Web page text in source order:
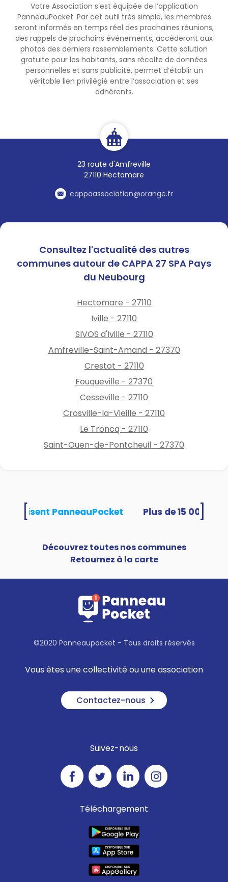
Votre Association s’est équipée de l’application
PanneauPocket. Par cet outil très simple, les membres
seront informés en temps réel des prochaines réunions,
des rappels de prochains événements, accèderont aux
photos des derniers rassemblements. Cette solution
gratuite pour les habitants, sans récolte de données
personnelles et sans publicité, permet d’établir un
véritable lien privilégié entre l’association et ses
adhérents.
23 route d'Amfreville
27110 Hectomare
cappaassociation@orange.fr
Consultez l'actualité des autres
communes autour de CAPPA 27 SPA Pays
du Neubourg
Hectomare - 27110
Iville - 27110
SIVOS d'Iville - 27110
Amfreville-Saint-Amand - 27370
Crestot - 27110
Fouqueville - 27370
Cesseville - 27110
Crosville-la-Vieille - 27110
Le Troncq - 27110
Saint-Ouen-de-Pontcheuil - 27370
utilisent PanneauPocket
Découvrez toutes nos communes
Retournez à la carte
©2020 Panneaupocket - Tous droits réservés
Vous êtes une collectivité ou une association
Contactez-nous
Suivez-nous
Téléchargement